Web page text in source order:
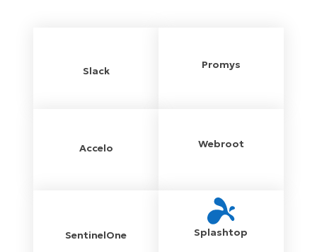
Slack Promys
Accelo Webroot
SentinelOne Splashtop